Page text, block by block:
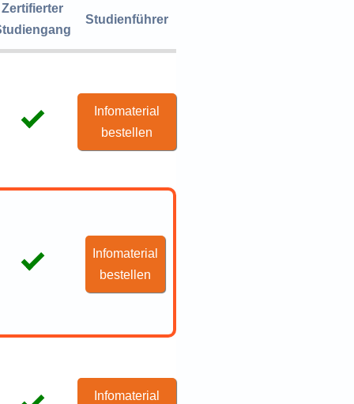
Zertifierter
Studienführer
Infomaterial
bestellen
Infomaterial
bestellen
Infomaterial